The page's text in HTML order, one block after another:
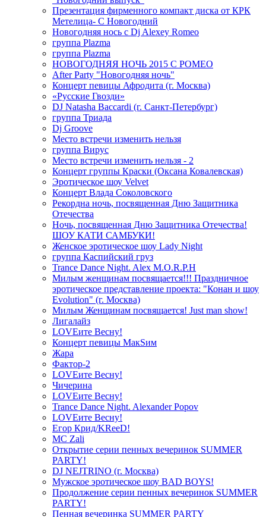
Презентация фирменного компакт диска от КРК
Метелица- С Новогодний
Новогодняя нось с Dj Alexey Romeo
группа Plazma
группа Plazma
НОВОГОДНЯЯ НОЧЬ 2015 C РОМЕО
After Party "Новогодняя ночь"
Концерт певицы Афродита (г. Москва)
«Русские Гвозди»
DJ Natasha Baccardi (г. Санкт-Петербург)
группа Триада
Dj Groove
Место встречи изменить нельзя
группа Вирус
Место встречи изменить нельзя - 2
Концерт группы Краски (Оксана Ковалевская)
Эротическое шоу Velvet
Концерт Влада Соколовского
Рекордна ночь, посвященная Дню Защитника
Отечества
Ночь, посвященная Дню Защитника Отечества!
ШОУ КАТИ САМБУКИ!
Женское эротическое шоу Lady Night
группа Каспийский груз
Trance Dance Night. Alex M.O.R.P.H
Милым женщинам посвящается!!! Праздничное
эротическое представление проекта: "Конан и шоу
Evolution" (г. Москва)
Милым Женщинам посвящается! Just man show!
Лигалайз
LOVEите Весну!
Концерт певицы МакSим
Жара
Фактор-2
LOVEите Весну!
Чичерина
LOVEите Весну!
Trance Dance Night. Alexander Popov
LOVEите Весну!
Егор Крид/KReeD!
MC Zali
Открытие серии пенных вечеринок SUMMER
PARTY!
DJ NEJTRINO (г. Москва)
Мужское эротическое шоу BAD BOYS!
Продолжение серии пенных вечеринок SUMMER
PARTY!
Пенная вечеринка SUMMER PARTY